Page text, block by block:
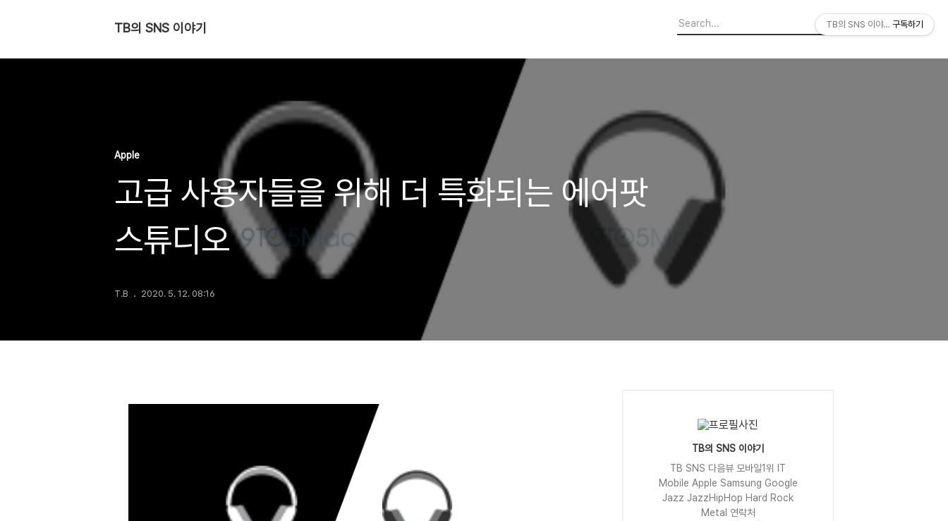
TB의 SNS 이야기
Apple
고급 사용자들을 위해 더 특화되는 에어팟
스튜디오
T.B 2020. 5. 12. 08:16
TB의 SNS 이야기
TB SNS 다음뷰 모바일1위 IT
Mobile Apple Samsung Google
Jazz JazzHipHop Hard Rock
Metal 연락처
TB의 SNS 이야기 구독하기